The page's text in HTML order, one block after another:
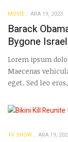
MOVIE ARA 19, 2023
Barack
Bygone Israel
Lorem ipsum
Maecenas
eget. Sed leo
TV SHOW ARA 19,